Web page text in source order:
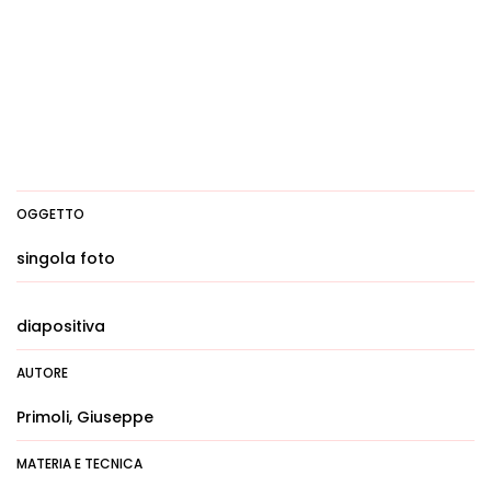
OGGETTO
singola foto
diapositiva
AUTORE
Primoli, Giuseppe
MATERIA E TECNICA